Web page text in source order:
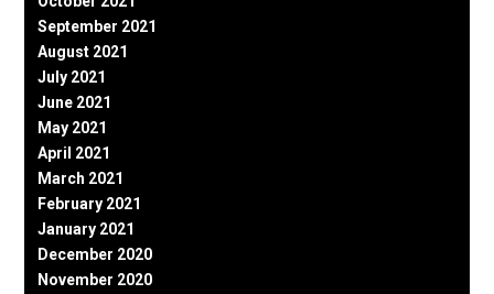
September 2021
August 2021
July 2021
June 2021
May 2021
April 2021
March 2021
February 2021
January 2021
December 2020
November 2020